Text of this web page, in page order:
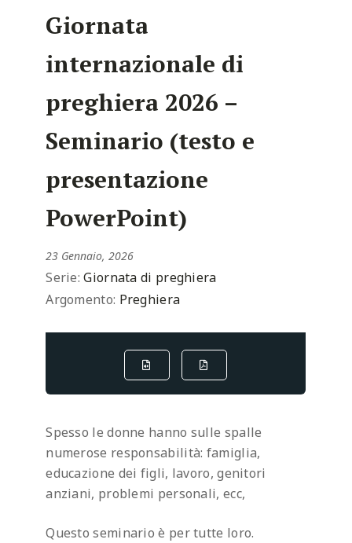
Giornata
internazionale di
preghiera 2026 –
Seminario (testo e
presentazione
PowerPoint)
23 Gennaio, 2026
Serie:Giornata di preghiera
Argomento: Preghiera
Spesso le donne hanno sulle spalle
numerose responsabilità: famiglia,
educazione dei figli, lavoro, genitori
anziani, problemi personali, ecc,
Questo seminario è per tutte loro.